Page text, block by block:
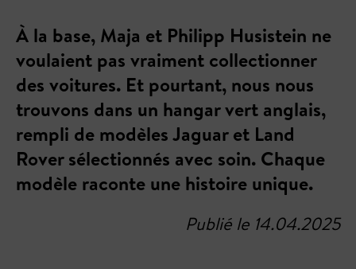
À la base, Maja et Philipp Husistein ne
voulaient pas vraiment collectionner
des voitures. Et pourtant, nous nous
trouvons dans un hangar vert anglais,
rempli de modèles Jaguar et Land
Rover sélectionnés avec soin. Chaque
modèle raconte une histoire unique.
Publié le 14.04.2025